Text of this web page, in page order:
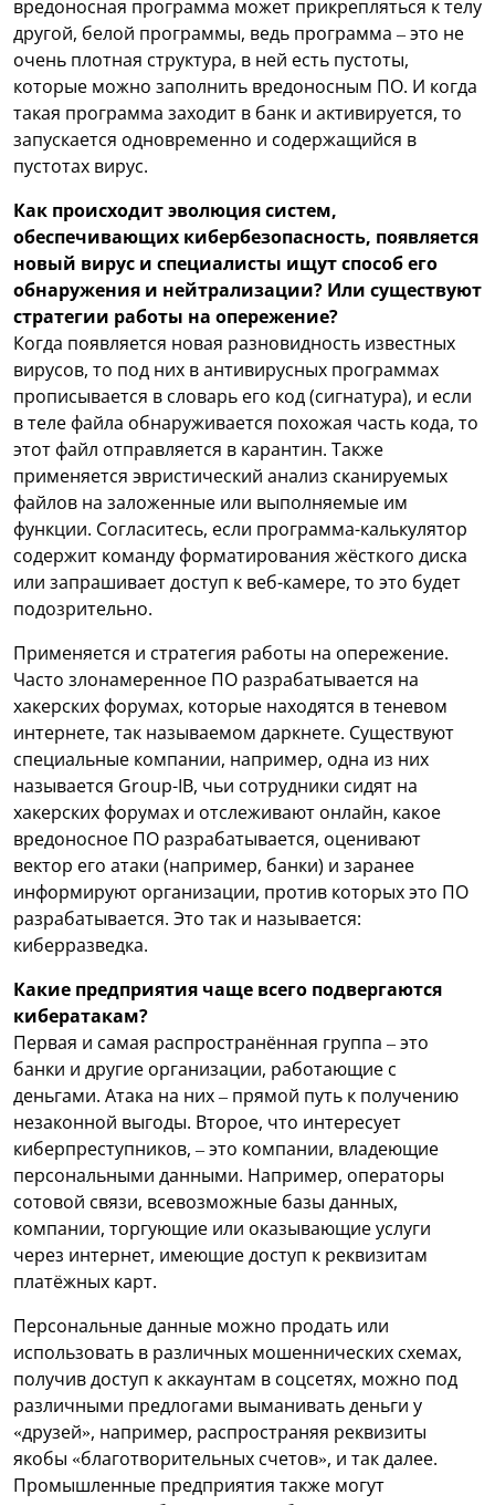
вредоносная программа может прикрепляться к телу
другой, белой программы, ведь программа – это не
очень плотная структура, в ней есть пустоты,
которые можно заполнить вредоносным ПО. И когда
такая программа заходит в банк и активируется, то
запускается одновременно и содержащийся в
пустотах вирус.
Как происходит эволюция систем,
обеспечивающих кибербезопасность, появляется
новый вирус и специалисты ищут способ его
обнаружения и нейтрализации? Или существуют
стратегии работы на опережение?
Когда появляется новая разновидность известных
вирусов, то под них в антивирусных программах
прописывается в словарь его код (сигнатура), и если
в теле файла обнаруживается похожая часть кода, то
этот файл отправляется в карантин. Также
применяется эвристический анализ сканируемых
файлов на заложенные или выполняемые им
функции. Согласитесь, если программа-калькулятор
содержит команду форматирования жёсткого диска
или запрашивает доступ к веб-камере, то это будет
подозрительно.
Применяется и стратегия работы на опережение.
Часто злонамеренное ПО разрабатывается на
хакерских форумах, которые находятся в теневом
интернете, так называемом даркнете. Существуют
специальные компании, например, одна из них
называется Group-IB, чьи сотрудники сидят на
хакерских форумах и отслеживают онлайн, какое
вредоносное ПО разрабатывается, оценивают
вектор его атаки (например, банки) и заранее
информируют организации, против которых это ПО
разрабатывается. Это так и называется:
киберразведка.
Какие предприятия чаще всего подвергаются
кибератакам?
Первая и самая распространённая группа – это
банки и другие организации, работающие с
деньгами. Атака на них – прямой путь к получению
незаконной выгоды. Второе, что интересует
киберпреступников, – это компании, владеющие
персональными данными. Например, операторы
сотовой связи, всевозможные базы данных,
компании, торгующие или оказывающие услуги
через интернет, имеющие доступ к реквизитам
платёжных карт.
Персональные данные можно продать или
использовать в различных мошеннических схемах,
получив доступ к аккаунтам в соцсетях, можно под
различными предлогами выманивать деньги у
«друзей», например, распространяя реквизиты
якобы «благотворительных счетов», и так далее.
Промышленные предприятия также могут